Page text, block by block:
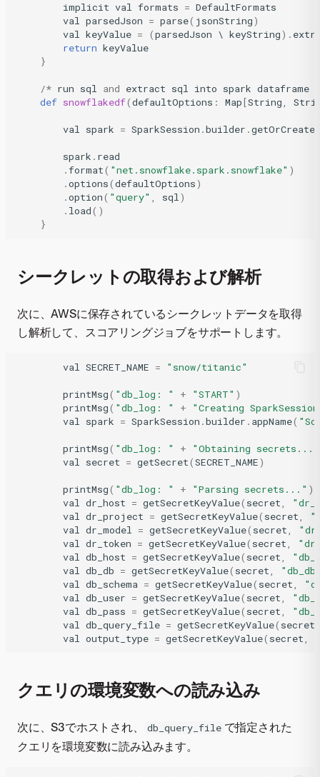
implicit val formats = DefaultFormats
val parsedJson = parse( jsonString)
val keyValue = (parsedJson \ keyString) .
return keyValue
}
/* run sql and extract sql into spark dataframe
def snowflakedf(defaultOptions : Map[String,
val spark = SparkSession .builder .getOrCreate
spark . read
.format( "net.snowflake.spark.snowflake" )
.options(defaultOptions)
.option( "query" , sql)
. load()
}
シークレットの取得および解析
次に、AWSに保存されているシークレットデータを取得
し解析して、スコアリングジョブをサポートします。
val SECRET_NAME = "snow/titanic"
printMsg( "db_log: " + "START" )
printMsg( "db_log: " +
"Creating
val
spark = SparkSession .builder . appName(
printMsg( "db_log: " +
"Obtaining secrets..."
val
secret = getSecret(SECRET_NAME)
printMsg( "db_log: " + "Parsing secrets..." )
val
dr_host = getSecretKeyValue( secret
val
dr_project = getSecretKeyValue( secret
val
dr_model = getSecretKeyValue( secret
val
dr_token = getSecretKeyValue( secret
val
db_host = getSecretKeyValue( secret
val
db_db = getSecretKeyValue( secret
val
db_schema = getSecretKeyValue( secret
val
db_user = getSecretKeyValue( secret
val
db_pass = getSecretKeyValue( secret
val
db_query_file = getSecretKeyValue( secret
val
output_type = getSecretKeyValue( secret
クエリの環境変数への読み込み
次に、S3でホストされ、 db_query_file で指定された
クエリを環境変数に読み込みます。